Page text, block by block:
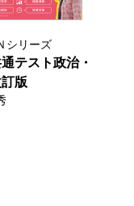
シリーズ
テスト政治・
版